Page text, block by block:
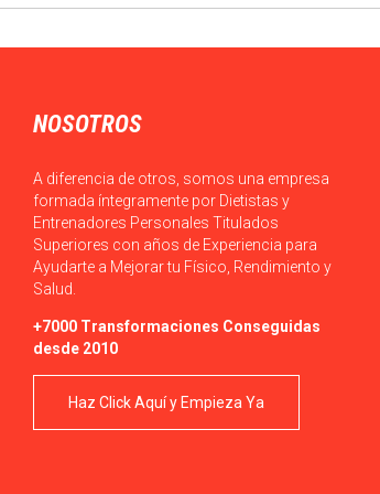
NOSOTROS
A diferencia de otros, somos una empresa
formada íntegramente por Dietistas y
Entrenadores Personales Titulados
Superiores con años de Experiencia para
Ayudarte a Mejorar tu Físico, Rendimiento y
Salud.
+7000 Transformaciones Conseguidas
desde 2010
Haz Click Aquí y Empieza Ya